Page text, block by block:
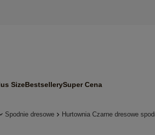
SizeBestsellerySuper Cena
Spodnie dresowe Hurtownia Czarne dresowe